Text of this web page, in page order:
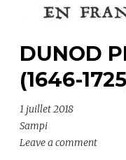
DUNOD
(1646-
1 juillet 2018
Sampi
Leave a comment